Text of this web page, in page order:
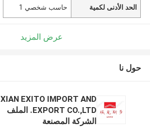
الحد الأدنى لكمية حاسب شخصي 1
عرض المزيد
حول نا
XIAN EXITO IMPORT AND
EXPORT CO.,LTD. الملف
الشركة المصنعة